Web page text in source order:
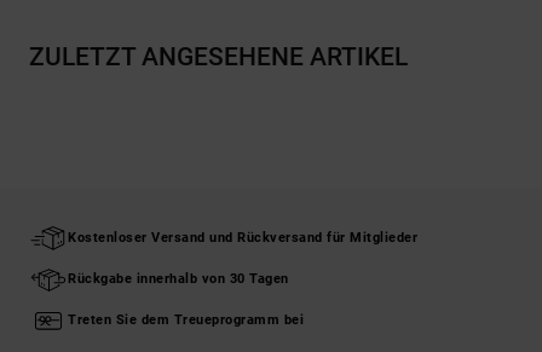
ZULETZT ANGESEHENE ARTIKEL
Kostenloser Versand und Rückversand für Mitglieder
Rückgabe innerhalb von 30 Tagen
Treten Sie dem Treueprogramm bei